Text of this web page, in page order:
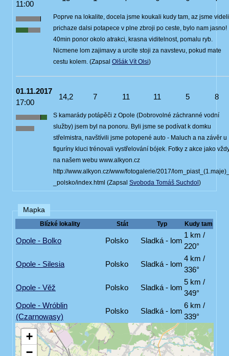
11:00
Poprve na lokalite, docela jsme koukali kudy tam, az jsme videli
prichaze dalsi potapece v plne zbroji po ceste, bylo nam jasno!
40min ponor okolo atrakci, krasna viditelnost, pomalu ryb.
Nicmene lom zajimavy a urcite stoji za navstevu, pokud mate
cestu kolem. (Zapsal Olšák Vít Olsi)
01.11.2017
17:00
14,2 7 11 11 5 8
S kamarády potápěči z Opole (Dobrovolné záchranné vodní
služby) jsem byl na ponoru. Byli jsme se podívat k domku
střelmistra, navštívili jsme potopené auto - Maluch a na závěr u
figuríny kluci trénovali vystřelování bójek. Fotky z akce jako
na našem webu www.alkyon.cz
http://www.alkyon.cz/www/fotogalerie/2017/
_polsko/index.html (Zapsal Svoboda Tomáš Suchdol)
Mapka
Blízké lokality Stát Typ Kudy tam
Opole - Bolko Polsko Sladká - lom
1 km /
220°
Opole - Silesia Polsko Sladká - lom
4 km /
336°
Opole - Věž Polsko Sladká - lom
5 km /
349°
Opole - Wróblin
(Czarnowasy)
Polsko Sladká - lom
6 km /
339°